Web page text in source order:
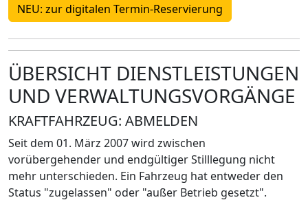
NEU: zur digitalen Termin-Reservierung
ÜBERSICHT DIENSTLEISTUNGEN
UND VERWALTUNGSVORGÄNGE
KRAFTFAHRZEUG: ABMELDEN
Seit dem 01. März 2007 wird zwischen
vorübergehender und endgültiger Stilllegung nicht
mehr unterschieden. Ein Fahrzeug hat entweder den
Status "zugelassen" oder "außer Betrieb gesetzt".